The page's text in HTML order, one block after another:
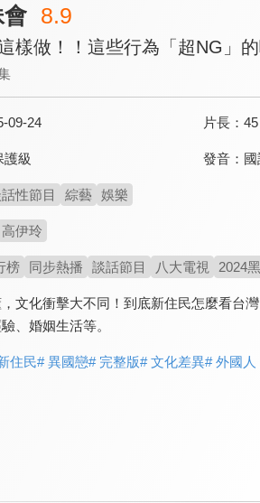
8.9
樣做！！這些行為「超NG」
09-24 片長：
護級 發音：
性節目 綜藝 娛樂
高伊玲
榜 同步熱播 談話節目 八大電視 2024
文化衝擊大不同！到底新住民怎麼看台
、婚姻生活等。
住民# 異國戀# 完整版# 文化差異# 外國人